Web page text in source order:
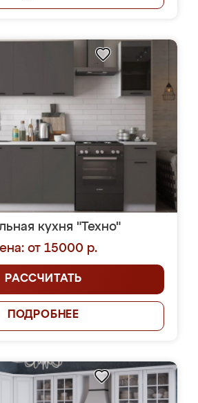
кухня "Техно"
от 15000 р.
РАССЧИТАТЬ
ПОДРОБНЕЕ